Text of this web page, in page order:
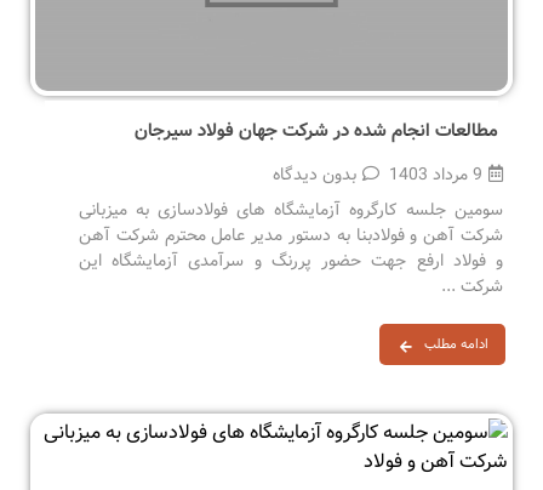
مطالعات انجام شده در شرکت جهان فولاد سیرجان
9 مرداد 1403
بدون دیدگاه
سومین جلسه کارگروه آزمایشگاه های فولادسازی به میزبانی
شرکت آهن و فولادبنا به دستور مدیر عامل محترم شرکت آهن
و فولاد ارفع جهت حضور پررنگ و سرآمدی آزمایشگاه این
شرکت ...
ادامه مطلب